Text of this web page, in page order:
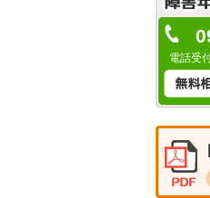
電話受